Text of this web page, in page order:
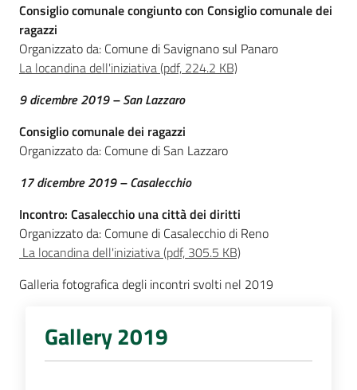
Consiglio comunale congiunto con Consiglio comunale dei
ragazzi
Organizzato da: Comune di Savignano sul Panaro
La locandina dell'iniziativa (pdf, 224.2 KB)
9 dicembre 2019 – San Lazzaro
Consiglio comunale dei ragazzi
Organizzato da: Comune di San Lazzaro
17 dicembre 2019 – Casalecchio
Incontro: Casalecchio una città dei diritti
Organizzato da: Comune di Casalecchio di Reno
La locandina dell'iniziativa (pdf, 305.5 KB)
Galleria fotografica degli incontri svolti nel 2019
Gallery 2019